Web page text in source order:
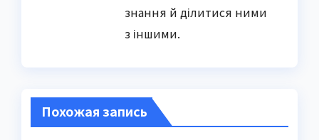
знання й ділитися ними
з іншими.
Похожая запись